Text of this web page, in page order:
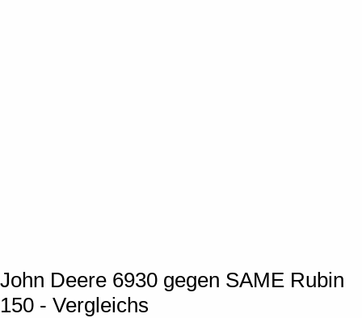
John Deere 6930 gegen SAME Rubin
150 - Vergleichs